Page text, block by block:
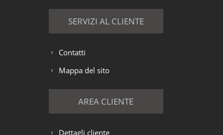
SERVIZI AL CLIENTE
Contatti
Mappa del sito
AREA CLIENTE
Dettagli cliente